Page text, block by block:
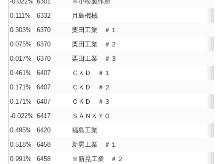
0.111%
6332
月島機械
0.303%
6370
栗田工業 ＃１
0.075%
6370
栗田工業 ＃２
0.017%
6370
栗田工業 ＃３
0.461%
6407
ＣＫＤ ＃１
0.171%
6407
ＣＫＤ ＃２
0.171%
6407
ＣＫＤ ＃３
-0.022% 6417
ＳＡＮＫＹＯ
0.495%
6420
福島工業
0.518%
6458
新晃工業 ＃１
0.991%
6458
※新晃工業 ＃２